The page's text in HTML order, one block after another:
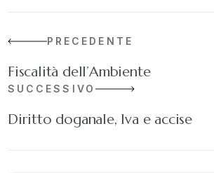
PRECEDENTE
Fiscalità dell’Ambiente
SUCCESSIVO
Diritto doganale, Iva e accise